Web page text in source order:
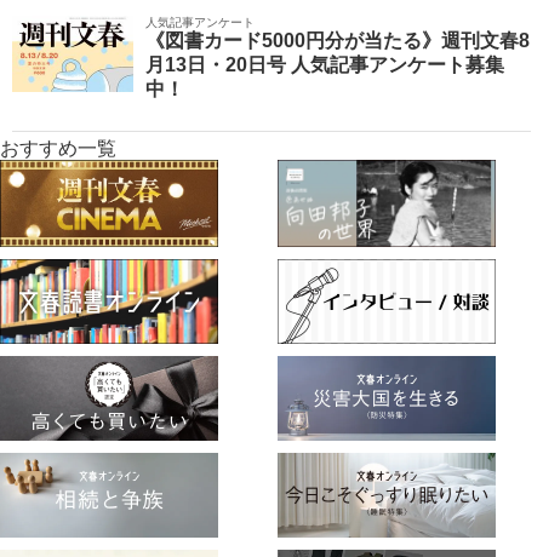
人気記事アンケート
《図書カード5000円分が当たる》週刊文春8
月13日・20日号 人気記事アンケート募集
中！
おすすめ一覧